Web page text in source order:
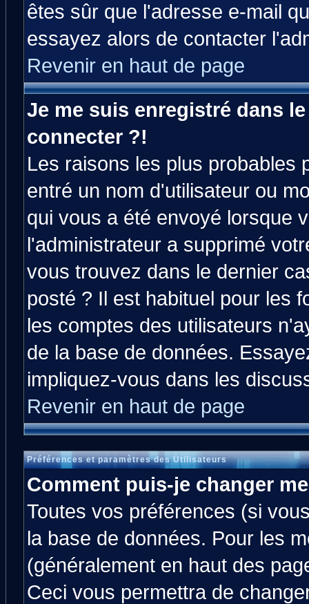
êtes sûr que l'adresse e-mail
essayez alors de contacter
Revenir en haut de page
Je me suis enregistré dans
connecter ?!
Les raisons les plus probables
entré un nom d'utilisateur ou
qui vous a été envoyé lorsque
l'administrateur a supprimé
vous trouvez dans le dernier
posté ? Il est habituel pour les
les comptes des utilisateurs
de la base de données.
impliquez-vous dans les
Revenir en haut de page
Préférences et paramètres des Utilisateurs
Comment puis-je changer
Toutes vos préférences (si
la base de données. Pour les
(généralement en haut des
Ceci vous permettra de